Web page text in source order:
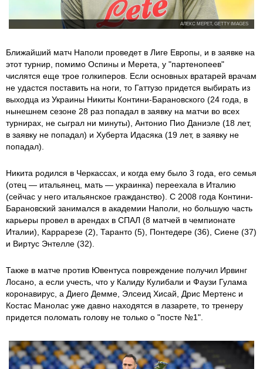
АЛЕКС МЕРЕТ, GETTY IMAGES
Ближайший матч Наполи проведет в Лиге Европы, и в заявке на
этот турнир, помимо Оспины и Мерета, у "партенопеев"
числятся еще трое голкиперов. Если основных вратарей врачам
не удастся поставить на ноги, то Гаттузо придется выбирать из
выходца из Украины Никиты Контини-Барановского (24 года, в
нынешнем сезоне 28 раз попадал в заявку на матчи во всех
турнирах, не сыграл ни минуты), Антонио Пио Даниэле (18 лет,
в заявку не попадал) и Хуберта Идасяка (19 лет, в заявку не
попадал).
Никита родился в Черкассах, и когда ему было 3 года, его семья
(отец — итальянец, мать — украинка) переехала в Италию
(сейчас у него итальянское гражданство). С 2008 года Контини-
Барановский занимался в академии Наполи, но большую часть
карьеры провел в арендах в СПАЛ (8 матчей в чемпионате
Италии), Каррарезе (2), Таранто (5), Понтедере (36), Сиене (37)
и Виртус Энтелле (32).
Также в матче против Ювентуса повреждение получил Ирвинг
Лосано, а если учесть, что у Калиду Кулибали и Фаузи Гулама
коронавирус, а Диего Демме, Элсеид Хисай, Дрис Мертенс и
Костас Манолас уже давно находятся в лазарете, то тренеру
придется поломать голову не только о "посте №1".